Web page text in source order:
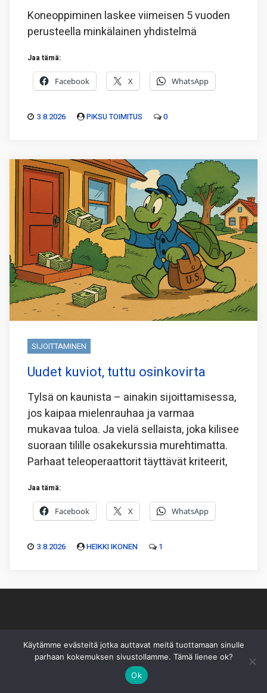
Koneoppiminen laskee viimeisen 5 vuoden
perusteella minkälainen yhdistelmä
Jaa tämä:
Facebook X WhatsApp
3.8.2026 PIKSU TOIMITUS 0
SIJOITTAMINEN
Uudet kuviot, tuttu osinkovirta
Tylsä on kaunista – ainakin sijoittamisessa,
jos kaipaa mielenrauhaa ja varmaa
mukavaa tuloa. Ja vielä sellaista, joka kilisee
suoraan tilille osakekurssia murehtimatta.
Parhaat teleoperaattorit täyttävät kriteerit,
Jaa tämä:
Facebook X WhatsApp
3.8.2026 HEIKKI IKONEN 1
Piksu Oy Toimitus | Käyttöehdot |Mediakortti
Sivusto ei sisällä sijoitussuosituksia eikä sisältöä pidä
Käytämme evästeitä jotka auttavat meitä tuottamaan sinulle
parhaan kokemuksen sivustollamme. Tämä lienee ok?
Ok